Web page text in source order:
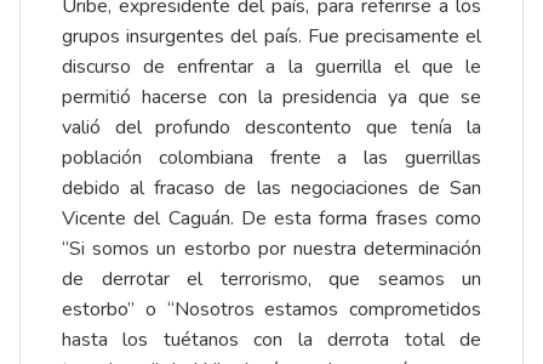
Uribe, expresidente del país, para referirse a los
grupos insurgentes del país. Fue precisamente el
discurso de enfrentar a la guerrilla el que le
permitió hacerse con la presidencia ya que se
valió del profundo descontento que tenía la
población colombiana frente a las guerrillas
debido al fracaso de las negociaciones de San
Vicente del Caguán. De esta forma frases como
“Si somos un estorbo por nuestra determinación
de derrotar el terrorismo, que seamos un
estorbo” o “Nosotros estamos comprometidos
hasta los tuétanos con la derrota total de